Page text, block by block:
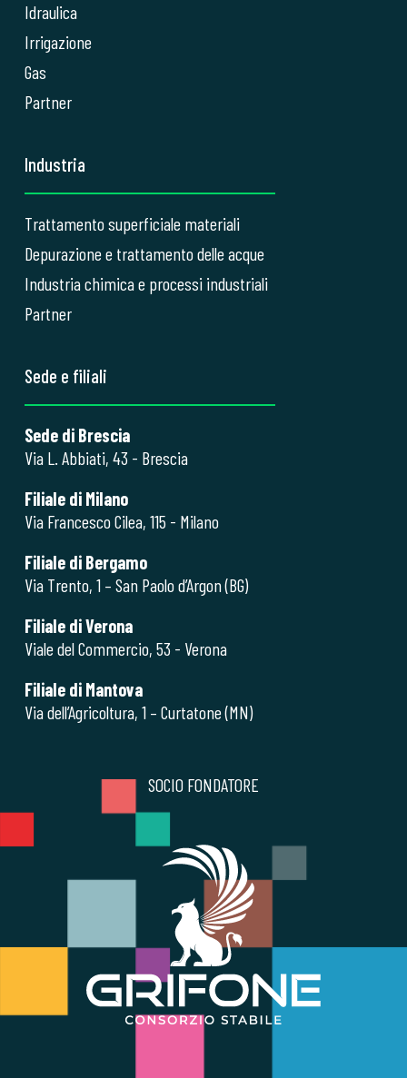
Idraulica
Irrigazione
Gas
Partner
Industria
Trattamento superficiale materiali
Depurazione e trattamento delle acque
Industria chimica e processi industriali
Partner
Sede e filiali
Sede di Brescia
Via L. Abbiati, 43 - Brescia
Filiale di Milano
Via Francesco Cilea, 115 - Milano
Filiale di Bergamo
Via Trento, 1 – San Paolo d’Argon (BG)
Filiale di Verona
Viale del Commercio, 53 - Verona
Filiale di Mantova
Via dell’Agricoltura, 1 – Curtatone (MN)
SOCIO FONDATORE